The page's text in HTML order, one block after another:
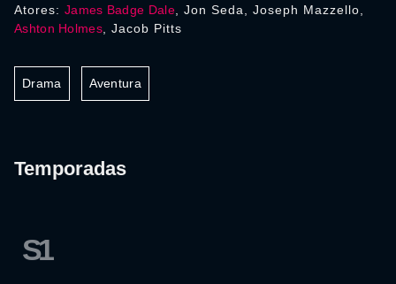
Atores: James Badge Dale, Jon Seda, Joseph Mazzello,
Ashton Holmes, Jacob Pitts
Drama Aventura
Temporadas
S1